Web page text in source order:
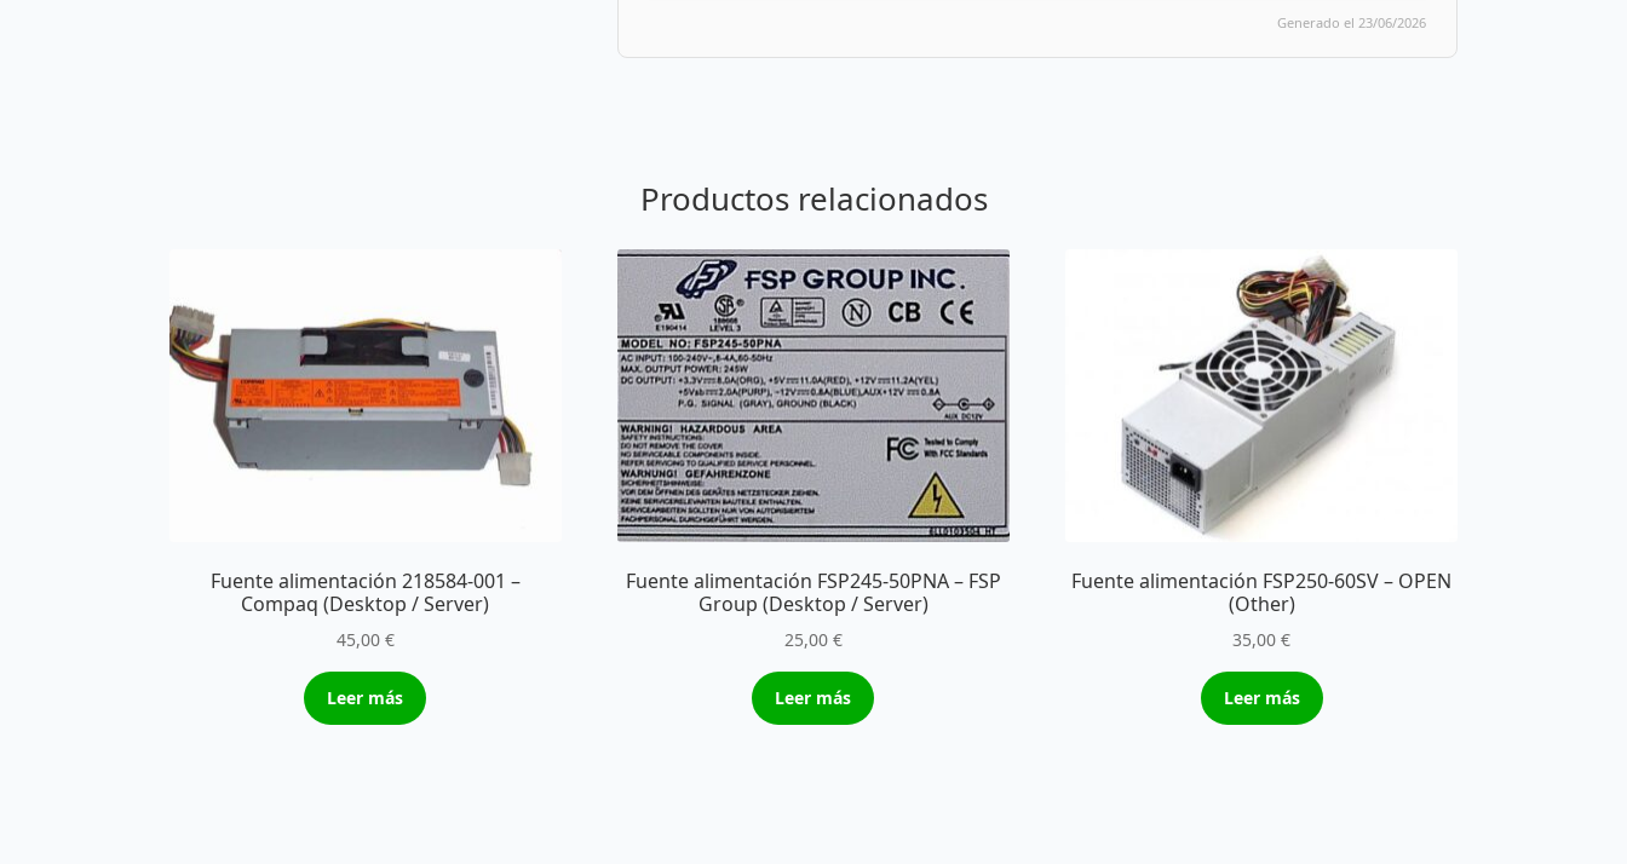
Generado el 23/06/2026
Productos relacionados
Fuente alimentación 218584-001 –
Compaq (Desktop / Server)
45,00 €
Leer más
Fuente alimentación FSP245-50PNA – FSP
Group (Desktop / Server)
25,00 €
Leer más
Fuente alimentación FSP250-60SV – OPEN
(Other)
35,00€
Leer más